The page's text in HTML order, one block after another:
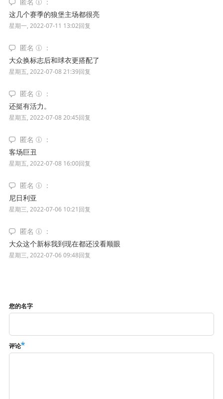
这几个赛季的狼堡主场都很亮
星期一, 2022-07-11 13:02回复
匿名
大众换标志后和球衣更搭配了
星期五, 2022-07-08 21:39回复
匿名
还挺有活力。
星期五, 2022-07-08 20:45回复
匿名
客场巨丑
星期五, 2022-07-08 16:00回复
匿名
尼日利亚
星期三, 2022-07-06 10:21回复
匿名
大众这个新标我到现在都还没看顺眼
星期三, 2022-07-06 09:48回复
您的名字
评论